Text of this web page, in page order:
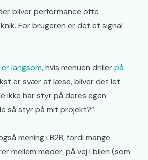
bliver performance ofte
For brugeren er det et signal
langsom, hvis menuen drillerpå
er svær at læse, bliver det let
ikke har styr på deres egen
så styr på mit projekt?”
mening i B2B, fordi mange
mellem møder, på vej i bilen (som